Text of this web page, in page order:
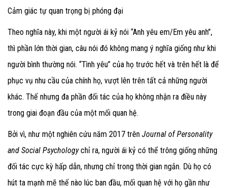
Cảm giác tự quan trọng bị phóng đại
Theo nghĩa này, khi một người ái kỷ nói “Anh yêu em/Em yêu anh”,
thì phần lớn thời gian, câu nói đó không mang ý nghĩa giống như khi
người bình thường nói. “Tình yêu” của họ trước hết và trên hết là để
phục vụ nhu cầu của chính họ, vượt lên trên tất cả những người
khác. Thế nhưng đa phần đối tác của họ không nhận ra điều này
trong giai đoạn đầu của một mối quan hệ.
Bởi vì, như một nghiên cứu năm 2017 trên Journal of Personality
and Social Psychologychỉ ra, người ái kỷ có thể trông giống những
đối tác cực kỳ hấp dẫn, nhưng chỉ trong thời gian ngắn. Dù họ có
hút ta mạnh mẽ thế nào lúc ban đầu, mối quan hệ với họ gần như